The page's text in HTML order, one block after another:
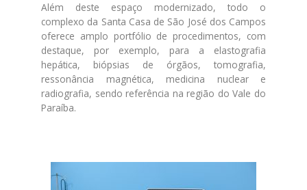
Além deste espaço modernizado, todo o
complexo da Santa Casa de São José dos Campos
oferece amplo portfólio de procedimentos, com
destaque, por exemplo, para a elastografia
hepática, biópsias de órgãos, tomografia,
ressonância magnética, medicina nuclear e
radiografia, sendo referência na região do Vale do
Paraíba.